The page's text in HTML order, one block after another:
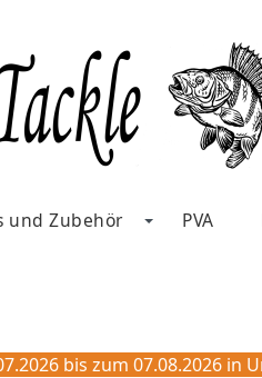
und Zubehör PVA
bis zum 07.08.2026